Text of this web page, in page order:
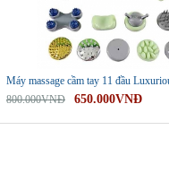
Máy massage cầm tay 11 đầu
800.000VNĐ
650.000VNĐ